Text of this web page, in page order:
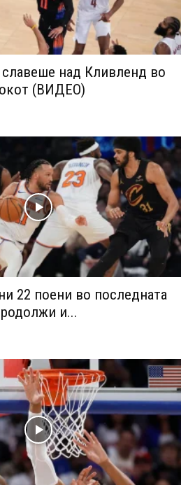
над Кливленд во
(ВИДЕО)
22 поени во последната
и...